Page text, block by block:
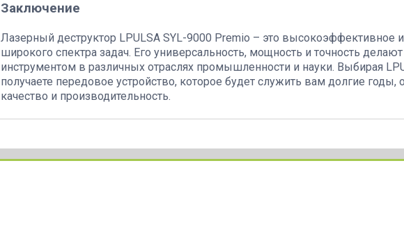
Заключение
Лазерный деструктор LPULSA SYL-9000 Premio – это высокоэффективное
широкого спектра задач. Его универсальность, мощность и точность
инструментом в различных отраслях промышленности и науки. Выбирая
получаете передовое устройство, которое будет служить вам долгие годы,
качество и производительность.